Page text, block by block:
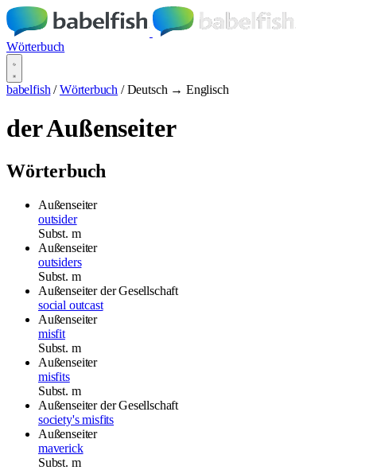
Wörterbuch
babelfish / Wörterbuch / Deutsch → Englisch
der Außenseiter
Wörterbuch
Außenseiter
outsider
Subst. m
Außenseiter
outsiders
Subst. m
Außenseiter der Gesellschaft
social outcast
Außenseiter
misfit
Subst. m
Außenseiter
misfits
Subst. m
Außenseiter der Gesellschaft
society's misfits
Außenseiter
maverick
Subst. m